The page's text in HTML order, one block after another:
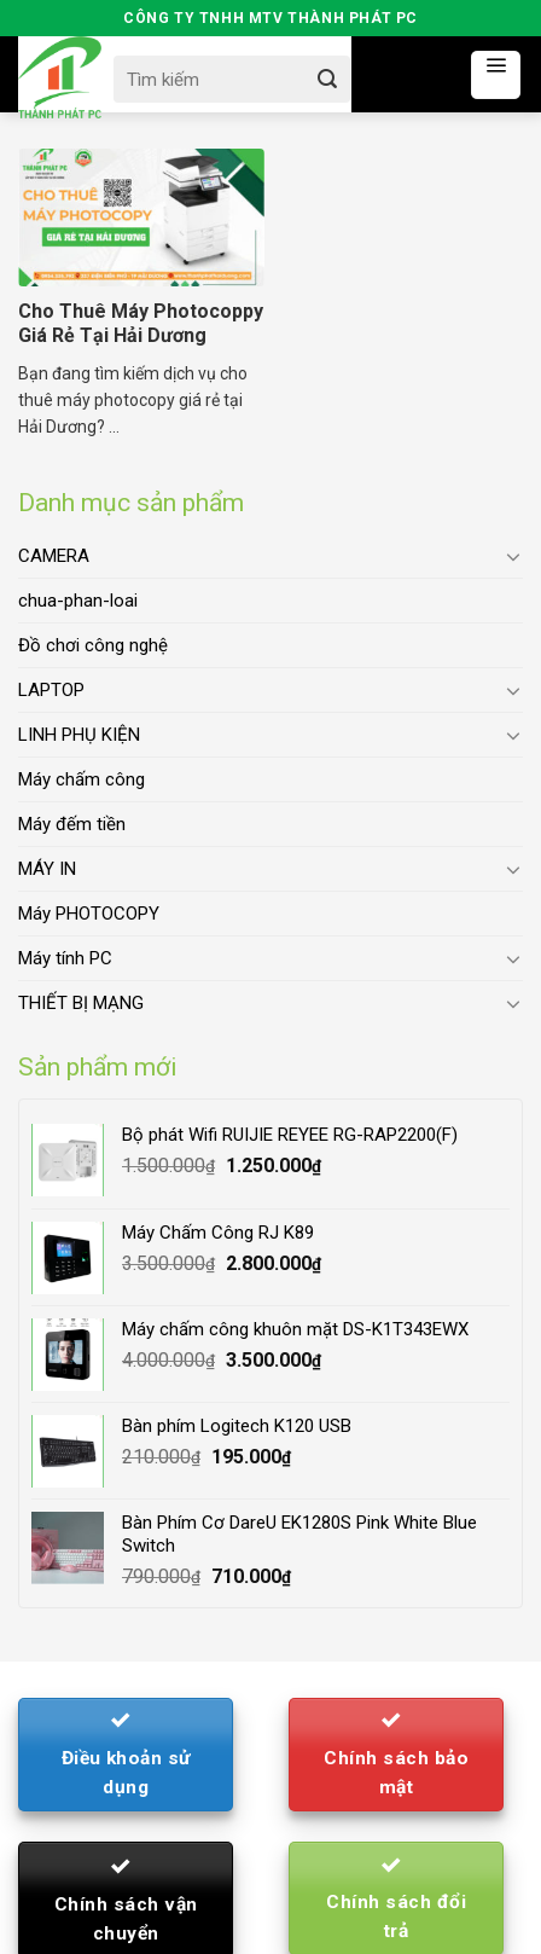
to
content
CÔNG TY TNHH MTV THÀNH PHÁT PC
for:
Danh mục sản phẩm
CAMERA
chua-phan-loai
Đồ chơi công nghệ
LAPTOP
LINH PHỤ KIỆN
Máy chấm công
Máy đếm tiền
MÁY IN
Máy PHOTOCOPY
Máy tính PC
THIẾT BỊ MẠNG
Sản phẩm mới
Bộ phát Wifi RUIJIE REYEE RG-RAP2200(F)
1.500.000₫
Original
1.500.000₫.
1.250.000₫Current
Máy Chấm Công RJ K89
3.500.000₫
Original
3.500.000₫.
2.800.000₫Current
2.800.000₫.
Máy chấm công khuôn mặt DS-K1T343EWX
4.000.000₫ Original
4.000.000₫.
3.500.000₫Current
3.500.000₫.
Bàn phím Logitech K120 USB
210.000₫
Original
210.000₫.
195.000₫Current
195.000₫.
Bàn Phím Cơ DareU EK1280S Pink White Blue
Switch
790.000₫
Original
710.000₫Current
Cho Thuê Máy Photocoppy
Giá Rẻ Tại Hải Dương
Bạn đang tìm kiếm dịch vụ cho
thuê máy photocopy giá rẻ tại
Hải Dương? ...
Điều khoản sử
dụng
Chính sách bảo
mật
Chính sách vận
chuyển
Chính sách đổi
trả